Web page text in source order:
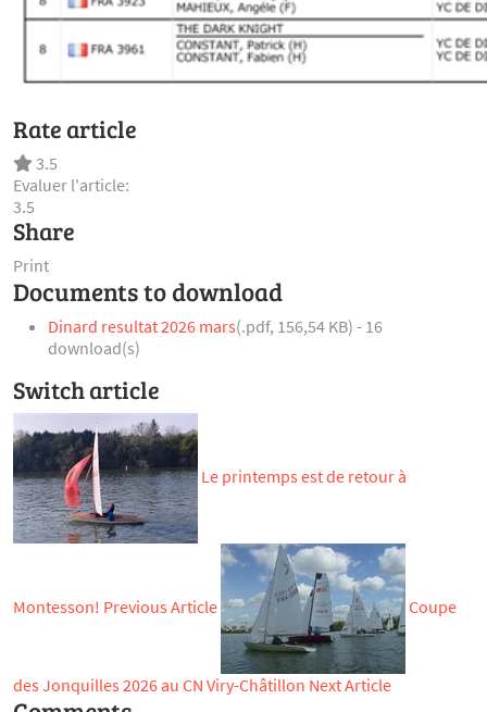
Rate article
3.5
Evaluer l'article:
3.5
Share
Print
Documents to download
Dinard resultat 2026 mars(.pdf, 156,54 KB) - 16
download(s)
Switch article
Le printemps est de retour à
Montesson! Previous Article Coupe
des Jonquilles 2026 au CN Viry-Châtillon Next Article